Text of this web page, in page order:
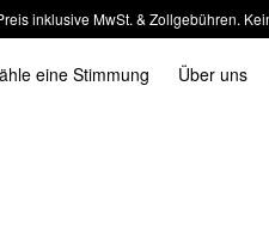
inklusive MwSt. & Zollgebühren.
eine Stimmung Über uns